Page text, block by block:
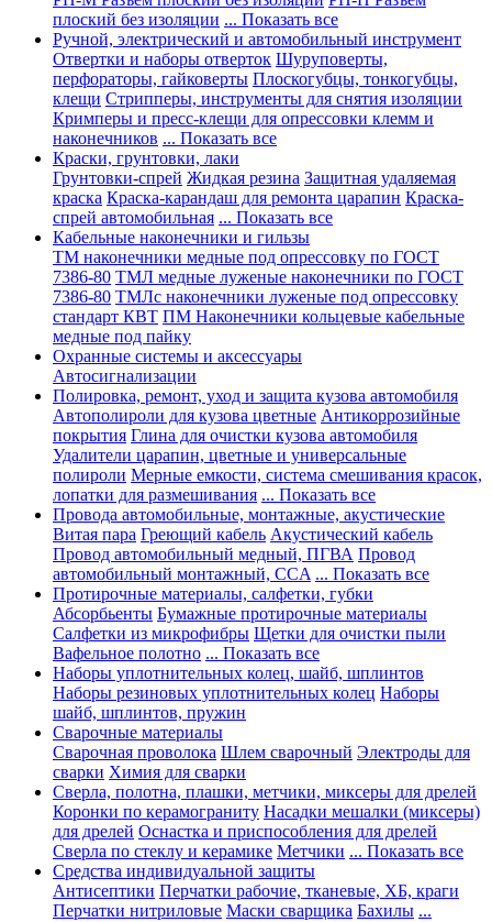
плоский без изоляции ... Показать все
Ручной, электрический и автомобильный инструмент
Отвертки и наборы отверток Шуруповерты,
перфораторы, гайковерты Плоскогубцы, тонкогубцы,
клещи Стрипперы, инструменты для снятия изоляции
Кримперы и пресс-клещи для опрессовки клемм и
наконечников ... Показать все
Краски, грунтовки, лаки
Грунтовки-спрей Жидкая резина Защитная удаляемая
краска Краска-карандаш для ремонта царапин Краска-
спрей автомобильная ... Показать все
Кабельные наконечники и гильзы
ТМ наконечники медные под опрессовку по ГОСТ
7386-80 ТМЛ медные луженые наконечники по ГОСТ
7386-80 ТМЛс наконечники луженые под опрессовку
стандарт КВТ ПМ Наконечники кольцевые кабельные
медные под пайку
Охранные системы и аксессуары
Автосигнализации
Полировка, ремонт, уход и защита кузова автомобиля
Автополироли для кузова цветные Антикоррозийные
покрытия Глина для очистки кузова автомобиля
Удалители царапин, цветные и универсальные
полироли Мерные емкости, система смешивания красок,
лопатки для размешивания ... Показать все
Провода автомобильные, монтажные, акустические
Витая пара Греющий кабель Акустический кабель
Провод автомобильный медный, ПГВА Провод
автомобильный монтажный, CCA ... Показать все
Протирочные материалы, салфетки, губки
Абсорбьенты Бумажные протирочные материалы
Салфетки из микрофибры Щетки для очистки пыли
Вафельное полотно ... Показать все
Наборы уплотнительных колец, шайб, шплинтов
Наборы резиновых уплотнительных колец Наборы
шайб, шплинтов, пружин
Сварочные материалы
Сварочная проволока Шлем сварочный Электроды для
сварки Химия для сварки
Сверла, полотна, плашки, метчики, миксеры для дрелей
Коронки по керамограниту Насадки мешалки (миксеры)
для дрелей Оснастка и приспособления для дрелей
Сверла по стеклу и керамике Метчики ... Показать все
Средства индивидуальной защиты
Антисептики Перчатки рабочие, тканевые, ХБ, краги
Перчатки нитриловые Маски сварщика Бахилы ...